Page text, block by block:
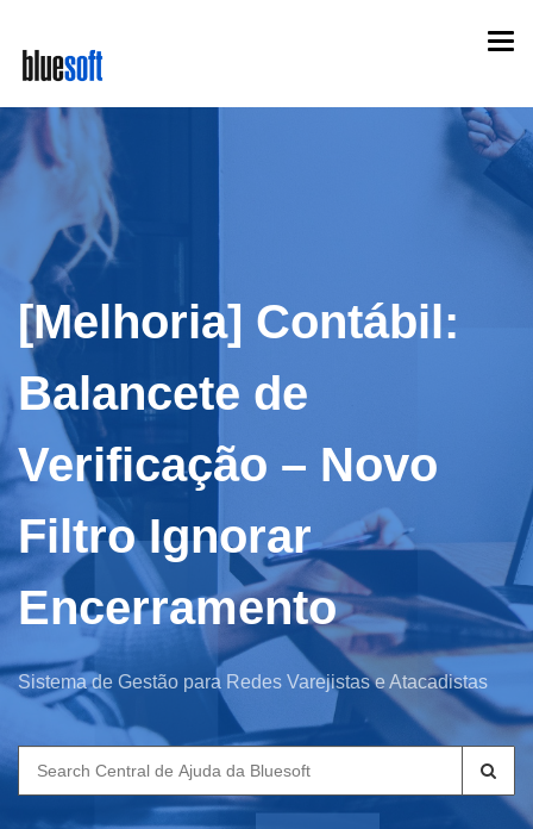
main
content
[Melhoria] Contábil:
Balancete de
Verificação – Novo
Filtro Ignorar
Encerramento
Sistema de Gestão para Redes Varejistas e Atacadistas
Search
for: